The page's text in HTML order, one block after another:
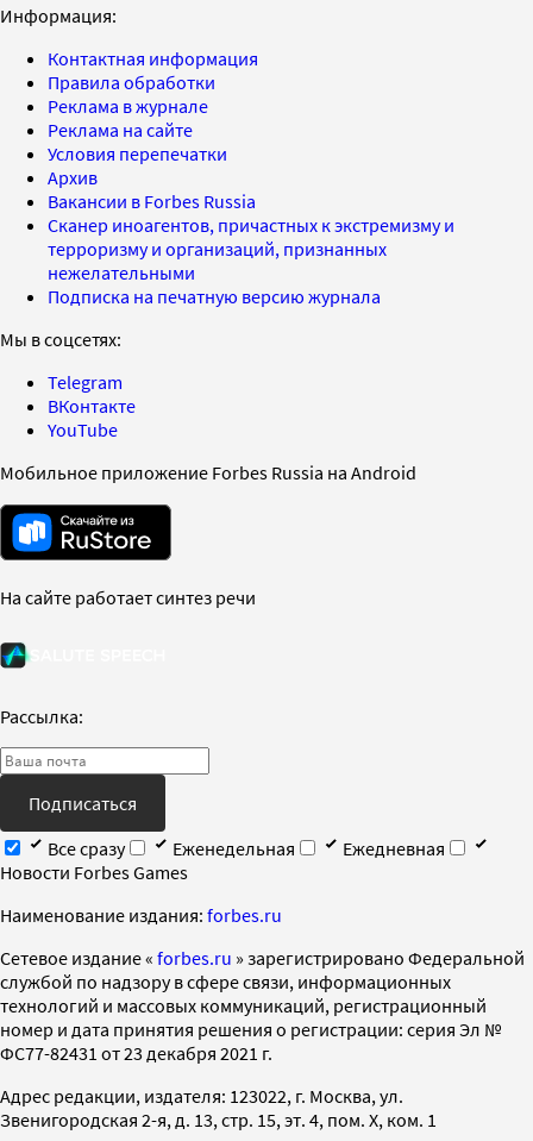
Информация:
Контактная информация
Правила обработки
Реклама в журнале
Реклама на сайте
Условия перепечатки
Архив
Вакансии в Forbes Russia
Сканер иноагентов, причастных к экстремизму и
терроризму и организаций, признанных
нежелательными
Подписка на печатную версию журнала
Мы в соцсетях:
Telegram
ВКонтакте
YouTube
Мобильное приложение Forbes Russia на Android
На сайте работает синтез речи
Рассылка:
Подписаться
Все сразу
Еженедельная
Ежедневная
Новости Forbes Games
Наименование издания: forbes.ru
Cетевое издание « forbes.ru » зарегистрировано Федеральной
службой по надзору в сфере связи, информационных
технологий и массовых коммуникаций, регистрационный
номер и дата принятия решения о регистрации: серия Эл №
ФС77-82431 от 23 декабря 2021 г.
Адрес редакции, издателя: 123022, г. Москва, ул.
Звенигородская 2-я, д. 13, стр. 15, эт. 4, пом. X, ком. 1